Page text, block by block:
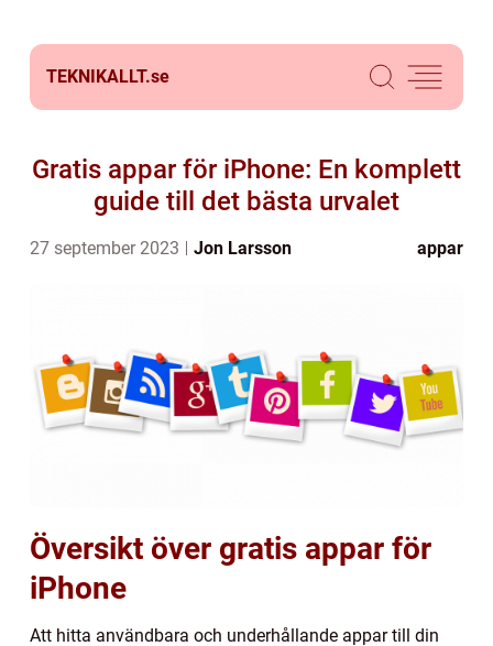
TEKNIKALLT.se
Gratis appar för iPhone: En komplett
guide till det bästa urvalet
27 september 2023 Jon Larsson appar
Översikt över gratis appar för
iPhone
Att hitta användbara och underhållande appar till din